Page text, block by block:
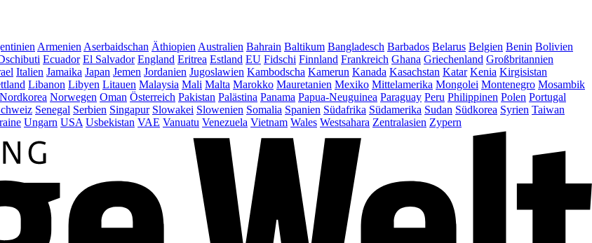
Armenien Aserbaidschan Äthiopien Australien Bahrain Baltikum Bangladesch Barbados Belarus Belgien Benin Bolivien
Ecuador El Salvador England Eritrea Estland EU Fidschi Finnland Frankreich Ghana Griechenland Großbritannien
Italien Jamaika Japan Jemen Jordanien Jugoslawien Kambodscha Kamerun Kanada Kasachstan Katar Kenia Kirgisistan
Libanon Libyen Litauen Malaysia Mali Malta Marokko Mauretanien Mexiko Mittelamerika Mongolei Montenegro Mosambik
Nordkorea Norwegen Oman Österreich Pakistan Palästina Panama Papua-Neuguinea Paraguay Peru Philippinen Polen Portugal
Senegal Serbien Singapur Slowakei Slowenien Somalia Spanien Südafrika Südamerika Sudan Südkorea Syrien Taiwan
Ungarn USA Usbekistan VAE Vanuatu Venezuela Vietnam Wales Westsahara Zentralasien Zypern